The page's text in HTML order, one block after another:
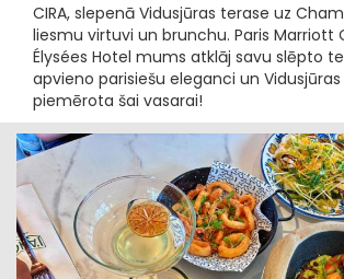
CIRA, slepenā Vidusjūras terase uz
liesmu virtuvi un brunchu. Paris Marriott
Élysées Hotel mums atklāj savu slēpto
apvieno parisiešu eleganci un
piemērota šai vasarai!